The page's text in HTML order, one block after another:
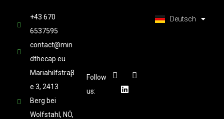
+43 670
6537595
contact@min
dthecap.eu
Mariahilfstraβ
e 3, 2413
Berg bei
Wolfstahl, NÖ,
Follow
us:
Deutsch
Latviešu valoda